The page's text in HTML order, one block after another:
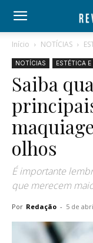
Início NOTÍCIAS
NOTÍCIAS ESTÉTICA E
Saiba
olhos
É importante
que merecem
Por Redação - 5 de